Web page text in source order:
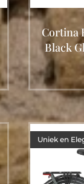
Cortina
Black
Uniek en